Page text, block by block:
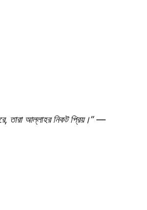
তারা আল্লাহর নিকট প্রিয়।” —